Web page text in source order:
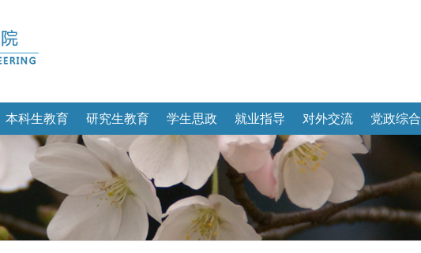
本科生教育 研究生教育 学生思政 就业指导 对外交流 党政综合